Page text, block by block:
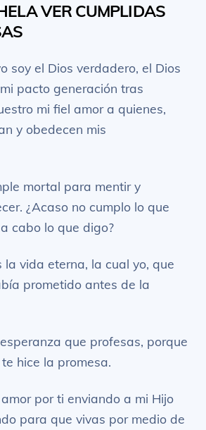
VER CUMPLIDAS
soy el Dios verdadero, el Dios
pacto generación tras
mi fiel amor a quienes,
y obedecen mis
mortal para mentir y
¿Acaso no cumplo lo que
cabo lo que digo?
la vida eterna, la cual yo, que
prometido antes de la
que profesas, porque
hice la promesa.
por ti enviando a mi Hijo
para que vivas por medio de